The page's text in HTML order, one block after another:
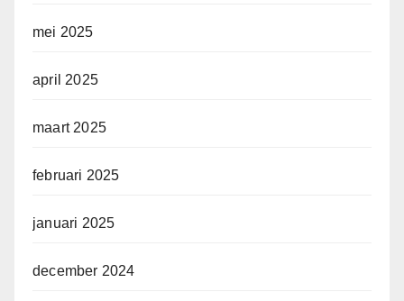
mei 2025
april 2025
maart 2025
februari 2025
januari 2025
december 2024